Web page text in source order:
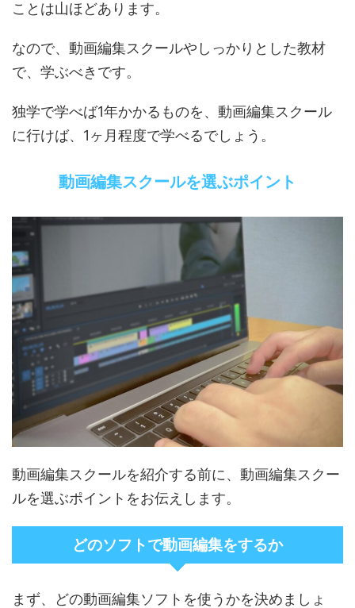
ことは山ほどあります。
なので、動画編集スクールやしっかりとした教材
で、学ぶべきです。
独学で学べば1年かかるものを、動画編集スクール
に行けば、1ヶ月程度で学べるでしょう。
動画編集スクールを選ぶポイント
動画編集スクールを紹介する前に、動画編集スクー
ルを選ぶポイントをお伝えします。
どのソフトで動画編集をするか
まず、どの動画編集ソフトを使うかを決めましょ